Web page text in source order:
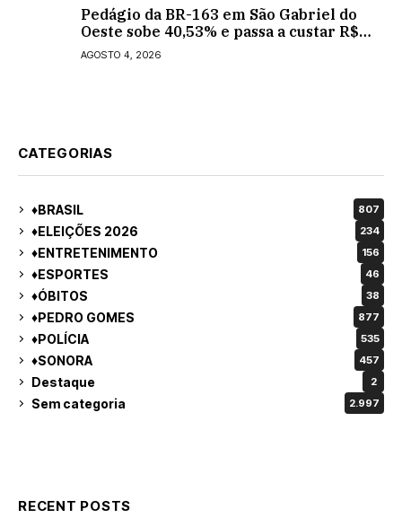
Pedágio da BR-163 em São Gabriel do
Oeste sobe 40,53% e passa a custar R$
10,70 a partir desta quarta-feira
AGOSTO 4, 2026
CATEGORIAS
♦BRASIL 807
♦ELEIÇÕES 2026 234
♦ENTRETENIMENTO 156
♦ESPORTES 46
♦ÓBITOS 38
♦PEDRO GOMES 877
♦POLÍCIA 535
♦SONORA 457
Destaque 2
Sem categoria 2.997
RECENT POSTS